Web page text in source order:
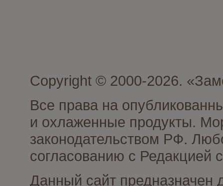
Copyright © 2000-2026.
Все права на
и охлаженные продукты.
законодательством РФ.
согласованию с Редакцией
Данный сайт предназначен